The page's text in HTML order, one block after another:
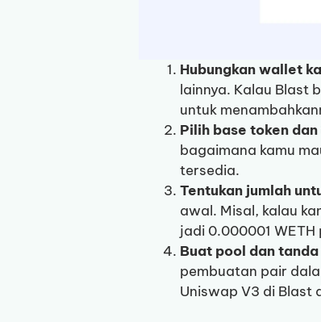
Hubungkan wallet
lainnya. Kalau Blast
untuk
Pilih base token
bagaimana kamu
tersedia.
Tentukan jumlah
awal. Misal, kalau
jadi 0.000001 WETH
Buat pool dan
pembuatan pair
Uniswap V3 di Blast